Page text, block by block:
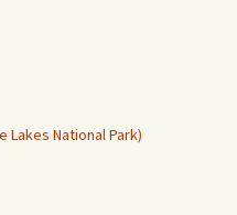
National Park)